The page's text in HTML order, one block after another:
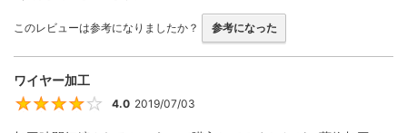
このレビューは参考になりましたか？ 参考になった
ワイヤー加工
4
4.0 2019/07/03